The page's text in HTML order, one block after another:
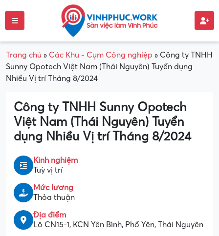
Trang chủ » Các Khu - Cụm Công nghiệp » Công ty TNHH
Sunny Opotech Việt Nam (Thái Nguyên) Tuyển dụng
Nhiều Vị trí Tháng 8/2024
Công ty TNHH Sunny Opotech
Việt Nam (Thái Nguyên) Tuyển
dụng Nhiều Vị trí Tháng 8/2024
Kinh nghiệm
Tuỳ vị trí
Mức lương
Thỏa thuận
Địa điểm
Lô CN15-1, KCN Yên Bình, Phổ Yên, Thái Nguyên